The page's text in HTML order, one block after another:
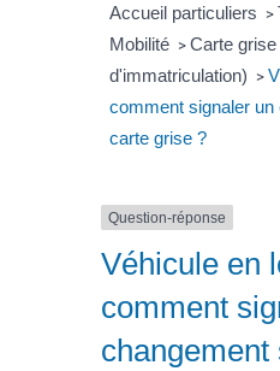
Accueil particuliers >
Mobilité > Carte
d'immatriculation) >
comment signaler un
carte grise ?
Question-réponse
Véhicule en
comment
changement